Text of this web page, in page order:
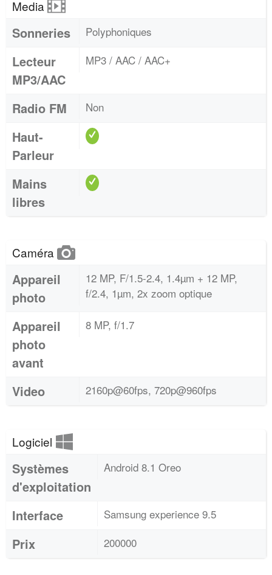
Media
Sonneries Polyphoniques
Lecteur
MP3/AAC
MP3 / AAC / AAC+
Radio FM Non
Haut-
Parleur
Mains
libres
Caméra
Appareil
photo
12 MP, F/1.5-2.4, 1.4µm + 12 MP,
f/2.4, 1µm, 2x zoom optique
Appareil
photo
avant
8 MP, f/1.7
Video 2160p@60fps, 720p@960fps
Logiciel
Systèmes
d'exploitation
Android 8.1 Oreo
Interface Samsung experience 9.5
Prix 200000